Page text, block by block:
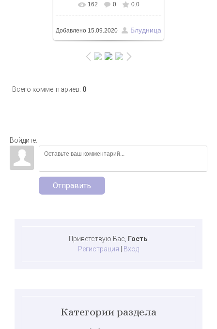
В реальном размере 650x975
459.9Kb
162 0 0.0
Добавлено 15.09.2020 Блудница
Всего комментариев: 0
Войдите:
Отправить
Приветствую Вас Гость!
Регистрация
Вход
Категории раздела